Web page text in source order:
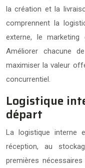
la création et la
comprennent la
externe, le
Améliorer chacune
maximiser la valeur
concurrentiel.
Logistique
départ
La logistique interne
réception, au
premières